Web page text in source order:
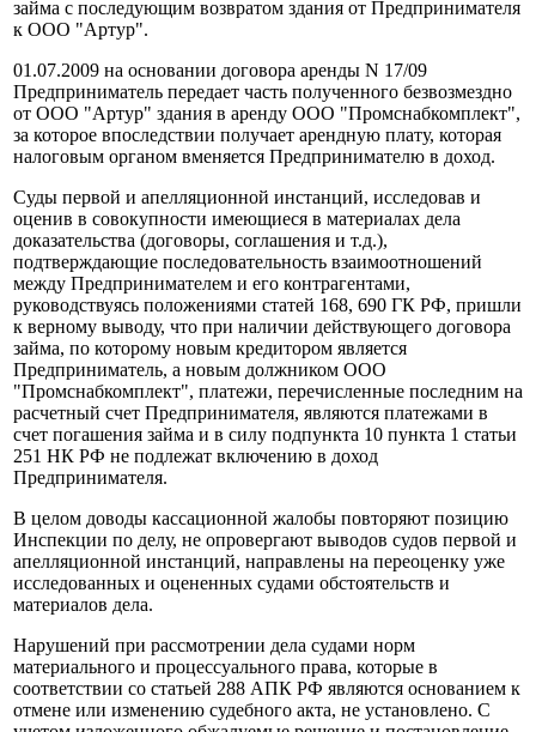
займа с последующим возвратом здания от Предпринимателя
к ООО "Артур".
01.07.2009 на основании договора аренды N 17/09
Предприниматель передает часть полученного безвозмездно
от ООО "Артур" здания в аренду ООО "Промснабкомплект",
за которое впоследствии получает арендную плату, которая
налоговым органом вменяется Предпринимателю в доход.
Суды первой и апелляционной инстанций, исследовав и
оценив в совокупности имеющиеся в материалах дела
доказательства (договоры, соглашения и т.д.),
подтверждающие последовательность взаимоотношений
между Предпринимателем и его контрагентами,
руководствуясь положениями статей 168, 690 ГК РФ, пришли
к верному выводу, что при наличии действующего договора
займа, по которому новым кредитором является
Предприниматель, а новым должником ООО
"Промснабкомплект", платежи, перечисленные последним на
расчетный счет Предпринимателя, являются платежами в
счет погашения займа и в силу подпункта 10 пункта 1 статьи
251 НК РФ не подлежат включению в доход
Предпринимателя.
В целом доводы кассационной жалобы повторяют позицию
Инспекции по делу, не опровергают выводов судов первой и
апелляционной инстанций, направлены на переоценку уже
исследованных и оцененных судами обстоятельств и
материалов дела.
Нарушений при рассмотрении дела судами норм
материального и процессуального права, которые в
соответствии со статьей 288 АПК РФ являются основанием к
отмене или изменению судебного акта, не установлено. С